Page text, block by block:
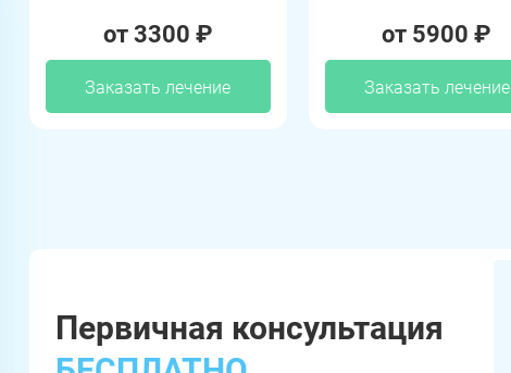
от 3300 ₽
Заказать лечение
от 5900 ₽
Заказать лечение
Первичная консультация
Верхнеуральск Локомотивный Миньяр